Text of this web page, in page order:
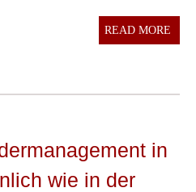
READ MORE
in
wie in der